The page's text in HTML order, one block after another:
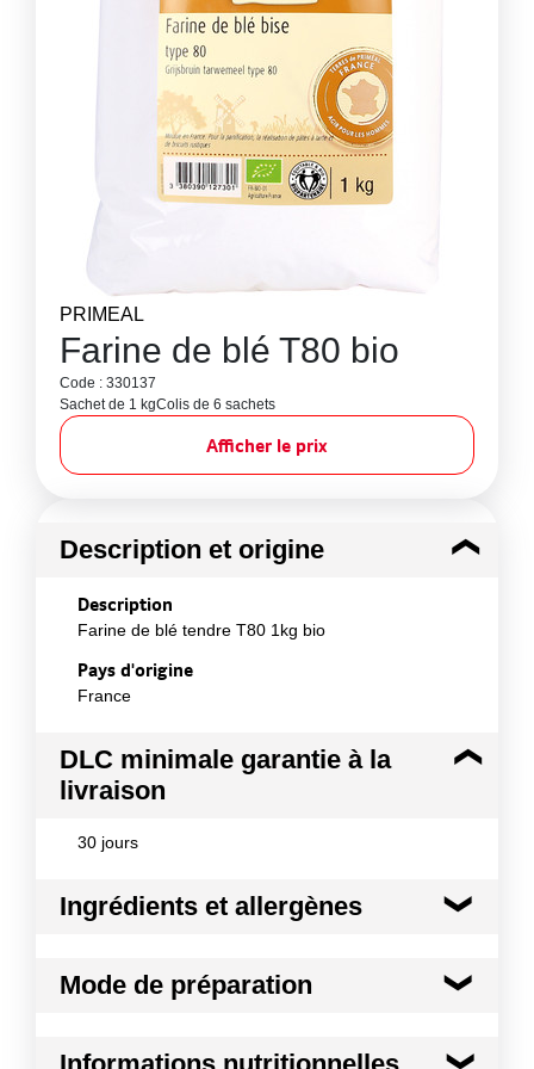
PRIMEAL
Farine de blé T80 bio
Code : 330137
Sachet de 1 kgColis de 6 sachets
Afficher le prix
Description et origine
Description
Farine de blé tendre T80 1kg bio
Pays d'origine
France
DLC minimale garantie à la
livraison
30 jours
Ingrédients et allergènes
BLE tendre* moulu *issu de l'agriculture biologique
Céréales contenant du gluten
Mode de préparation